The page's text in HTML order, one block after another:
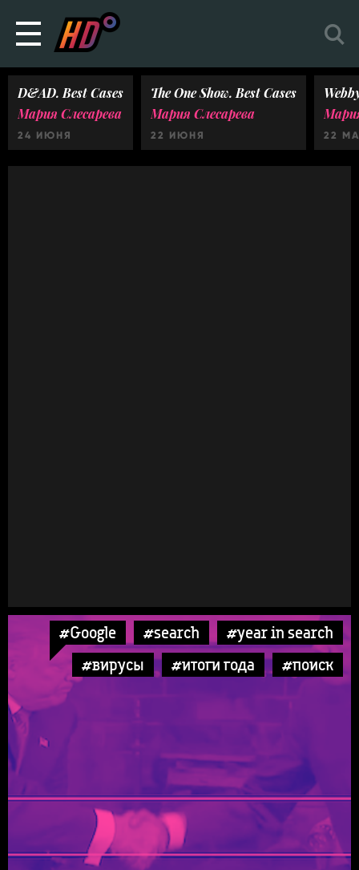
D&AD. Best Cases
Мария Слесарева
24 ИЮНЯ
The One Show. Best Cases
Мария Слесарева
22 ИЮНЯ 22
#Google #search
#year in search
#вирусы
#итоги года #поиск